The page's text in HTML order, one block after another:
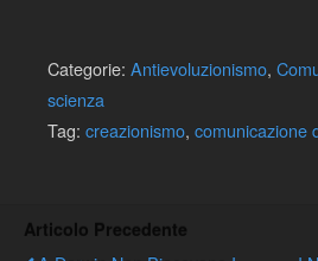
Categorie: Antievoluzionismo,
scienza
Tag: creazionismo, comunicazione
Articolo Precedente